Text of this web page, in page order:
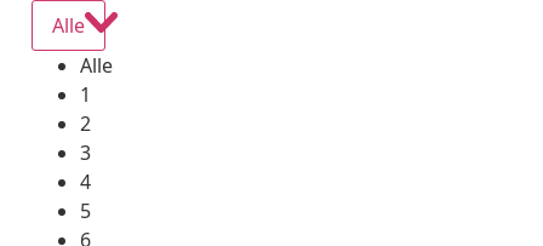
Alle
Alle
1
2
3
4
5
6